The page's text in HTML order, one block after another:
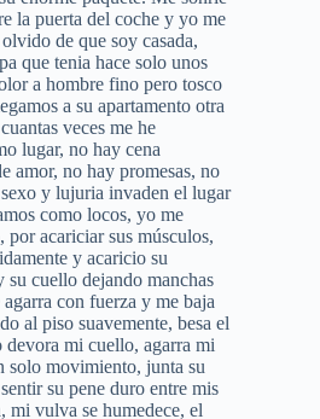
la puerta del coche y yo me
de que soy casada,
que tenia hace solo unos
a hombre fino pero tosco
a su apartamento otra
veces me he
lugar, no hay cena
amor, no hay promesas, no
y lujuria invaden el lugar
como locos, yo me
por acariciar sus músculos,
y acaricio su
su cuello dejando manchas
con fuerza y me baja
al piso suavemente, besa el
mi cuello, agarra mi
solo movimiento, junta su
su pene duro entre mis
mi vulva se humedece, el